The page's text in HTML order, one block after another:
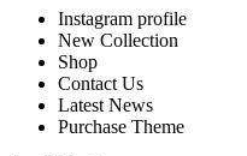
Instagram profile
New Collection
Shop
Contact Us
Latest News
Purchase Theme